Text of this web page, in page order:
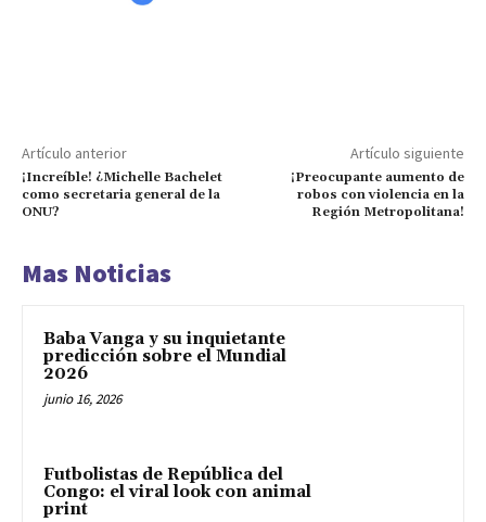
Artículo anterior
¡Increíble! ¿Michelle Bachelet
como secretaria general de la
ONU?
Artículo siguiente
¡Preocupante aumento de
robos con violencia en la
Región Metropolitana!
Mas Noticias
Baba Vanga y su inquietante
predicción sobre el Mundial
2026
junio 16, 2026
Futbolistas de República del
Congo: el viral look con animal
print